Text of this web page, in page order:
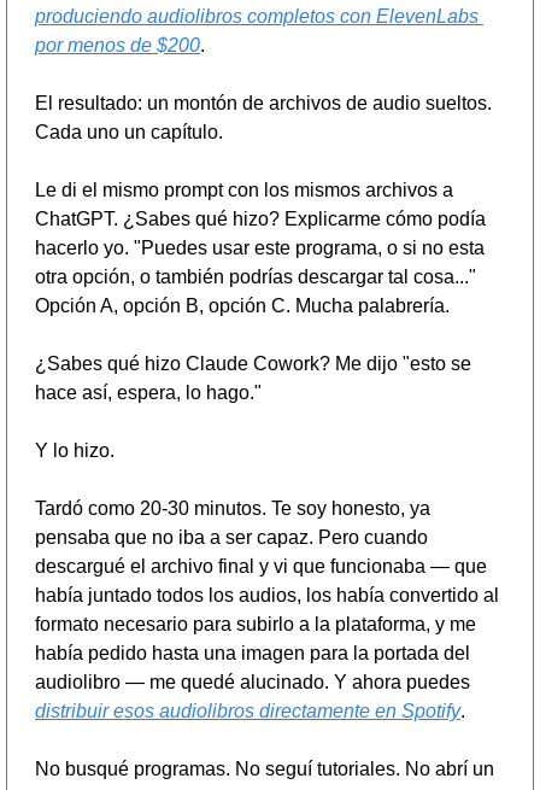
produciendo audiolibros completos con ElevenLabs
por menos de $200.
El resultado: un montón de archivos de audio sueltos.
Cada uno un capítulo.
Le di el mismo prompt con los mismos archivos a
ChatGPT. ¿Sabes qué hizo? Explicarme cómo podía
hacerlo yo. "Puedes usar este programa, o si no esta
otra opción, o también podrías descargar tal cosa..."
Opción A, opción B, opción C. Mucha palabrería.
¿Sabes qué hizo Claude Cowork? Me dijo "esto se
hace así, espera, lo hago."
Y lo hizo.
Tardó como 20-30 minutos. Te soy honesto, ya
pensaba que no iba a ser capaz. Pero cuando
descargué el archivo final y vi que funcionaba — que
había juntado todos los audios, los había convertido al
formato necesario para subirlo a la plataforma, y me
había pedido hasta una imagen para la portada del
distribuir esos audiolibros directamente en Spotify.
No busqué programas. No seguí tutoriales. No abrí un